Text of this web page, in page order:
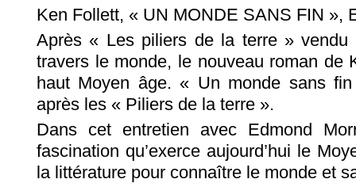
Ken Follett, « UN MONDE SANS FIN »,
Après « Les piliers de la terre »
travers le monde, le nouveau roman de
haut Moyen âge. « Un monde sans
après les « Piliers de la terre ».
Dans cet entretien avec Edmond
fascination qu’exerce aujourd’hui le
la littérature pour connaître le monde et